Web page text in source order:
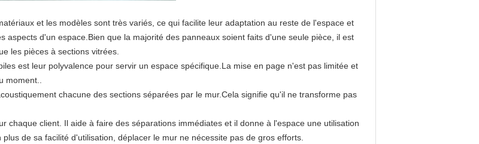
et les modèles sont très variés, ce qui facilite leur adaptation au reste de l'espace et
aspects d'un espace.Bien que la majorité des panneaux soient faits d'une seule pièce, il est
les pièces à sections vitrées.
est leur polyvalence pour servir un espace spécifique.La mise en page n'est pas limitée et
chacune des sections séparées par le mur.Cela signifie qu'il ne transforme pas
chaque client. Il aide à faire des séparations immédiates et il donne à l'espace une utilisation
de sa facilité d'utilisation, déplacer le mur ne nécessite pas de gros efforts.